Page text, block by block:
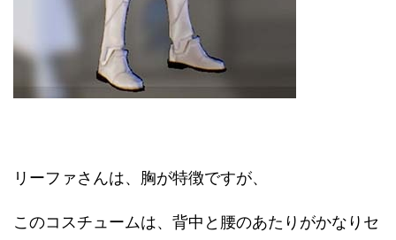
リーファさんは、胸が特徴ですが、
このコスチュームは、背中と腰のあたりがかなりセ